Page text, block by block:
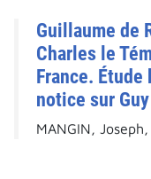
Guillaume de
Charles le
France.
notice sur
MANGIN,